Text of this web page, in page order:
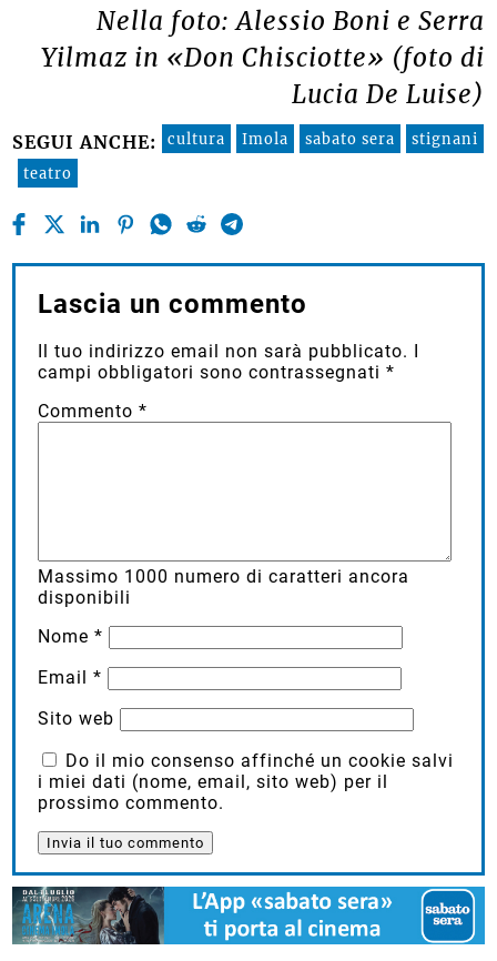
Nella foto: Alessio Boni e Serra
Yilmaz in «Don Chisciotte» (foto di
Lucia De Luise)
SEGUI ANCHE: cultura Imola sabato sera
stignani
teatro
Lascia un commento
Il tuo indirizzo email non sarà pubblicato.
campi obbligatori sono contrassegnati*
Commento*
Massimo 1000 numero di caratteri ancora
disponibili
Nome*
Email*
Sito web
Do il mio consenso affinché un cookie salvi
i miei dati (nome, email, sito web) per il
prossimo commento.